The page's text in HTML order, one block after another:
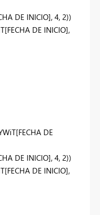
DE INICIO], 4, 2))
DE INICIO],
DE
DE INICIO], 4, 2))
DE INICIO],